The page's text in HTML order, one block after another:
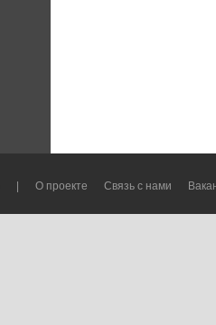
О проекте Связь с нами